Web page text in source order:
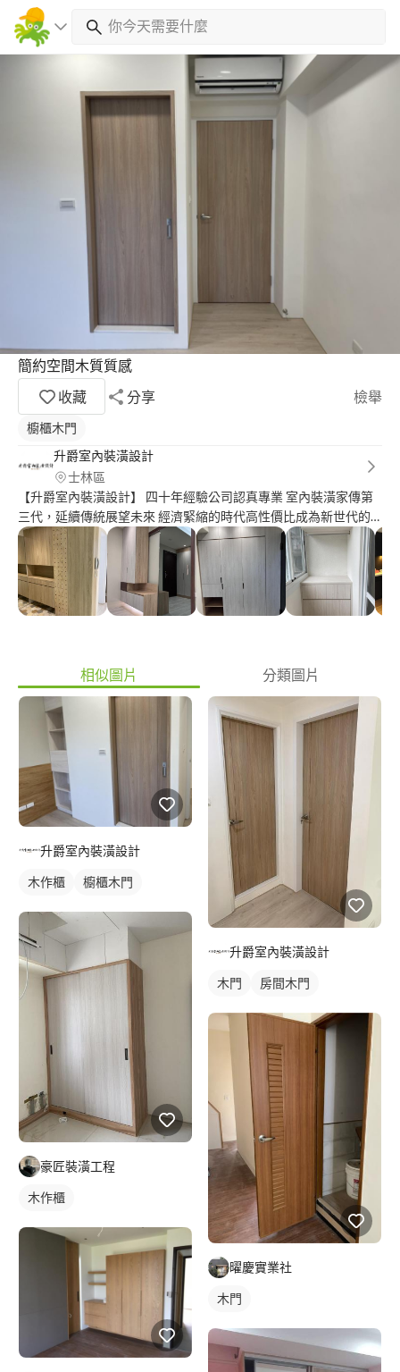
簡約空間木質質感
收藏
分享 檢舉
櫥櫃木門
升爵室內裝潢設計
士林區
【升爵室內裝潢設計】 四十年經驗公司認真專業 室內裝潢家傳第
三代，延續傳統展望未來 經濟緊縮的時代高性價比成為新世代的
趨勢 秉持施工設計一貫作業的理念不斷創新 打造【價格實在｜品
質保證｜服務優良】 為我們的客戶不斷提供更優質的服務與產
品。 位於台北市士林區工廠與店面，歡迎聯繫洽詢。 公司服務項
目： 室內裝潢設計、統包工程、專職木作( 含系統櫃體/地板 ) 誠信
/ 品質 / 實在 升爵室內裝潢設計 服務地區｜台北 / 桃園 / 基隆 姓名
相似圖片 分類圖片
升爵室內裝潢設計
木作櫃 櫥櫃木門
豪匠裝潢工程
木作櫃
升爵室內裝潢設計
木門 房間木門
曜慶實業社
木門